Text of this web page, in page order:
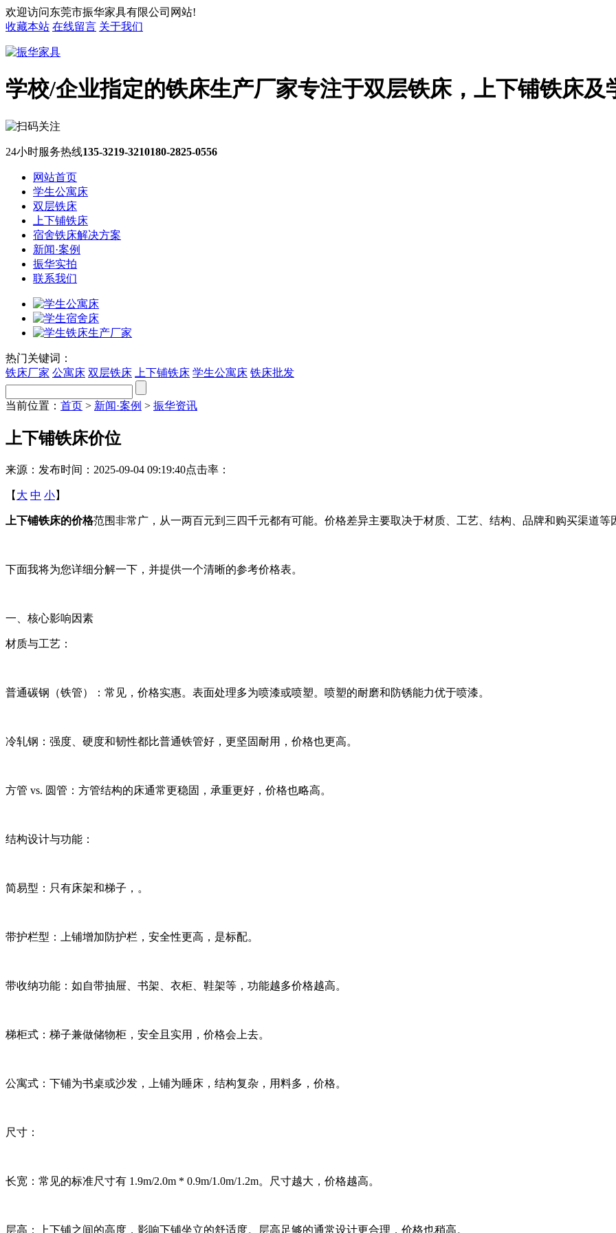
欢迎访问东莞市振华家具有限公司网站!
收藏本站 在线留言 关于我们
学校/企业指定的铁床生产厂家专注于双层铁床，上下铺铁床及
24小时服务热线135-3219-3210180-2825-0556
网站首页
学生公寓床
双层铁床
上下铺铁床
宿舍铁床解决方案
新闻·案例
振华实拍
联系我们
热门关键词：
铁床厂家 公寓床 双层铁床 上下铺铁床 学生公寓床 铁床批发
当前位置： 首页 > 新闻·案例 > 振华资讯
上下铺铁床价位
来源： 发布时间：2025-09-04 09:19:40点击率：
【 大 中 小】
上下铺铁床的价格范围非常广，从一两百元到三四千元都有可能。价格差异主要取决于材质、工艺、结构、品牌和购买渠道等
下面我将为您详细分解一下，并提供一个清晰的参考价格表。
一、核心影响因素
材质与工艺：
普通碳钢（铁管）：常见，价格实惠。表面处理多为喷漆或喷塑。喷塑的耐磨和防锈能力优于喷漆。
冷轧钢：强度、硬度和韧性都比普通铁管好，更坚固耐用，价格也更高。
方管 vs. 圆管：方管结构的床通常更稳固，承重更好，价格也略高。
结构设计与功能：
简易型：只有床架和梯子，。
带护栏型：上铺增加防护栏，安全性更高，是标配。
带收纳功能：如自带抽屉、书架、衣柜、鞋架等，功能越多价格越高。
梯柜式：梯子兼做储物柜，安全且实用，价格会上去。
公寓式：下铺为书桌或沙发，上铺为睡床，结构复杂，用料多，价格。
尺寸：
长宽：常见的标准尺寸有 1.9m/2.0m * 0.9m/1.0m/1.2m。尺寸越大，价格越高。
层高：上下铺之间的高度，影响下铺坐立的舒适度。层高足够的通常设计更合理，价格也稍高。